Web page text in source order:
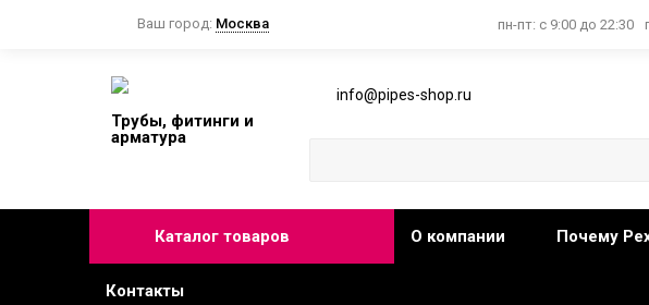
Ваш город: Москва пн-пт: с 9:00 до 22:30
Трубы, фитинги и
арматура
info@pipes-shop.ru
Каталог товаров О компании Почему
Контакты